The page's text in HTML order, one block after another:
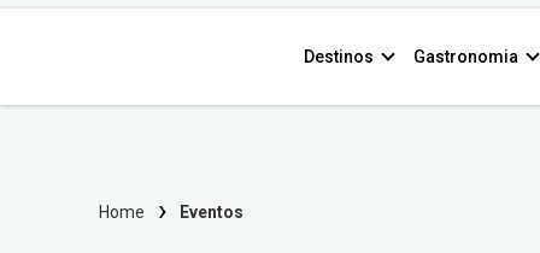
Destinos Gastronomia
Home Eventos